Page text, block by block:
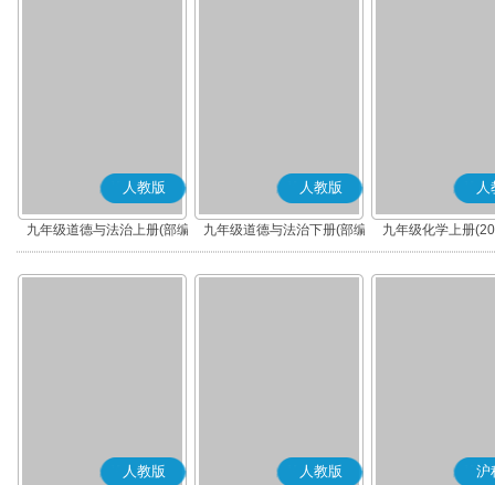
人教版
九年级道德与法治上册(部编
版)
人教版
九年级道德与法治下册(部编
版)
人
九年级化学上册
人教版 人教版 沪